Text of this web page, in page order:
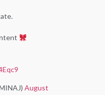
August